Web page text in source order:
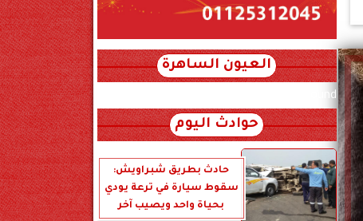
العيون الساهرة
xml_json/rss/~12.xml x0n not found
حوادث اليوم
حادث بطريق شبراويش:
سقوط سيارة في ترعة يودي
بحياة واحد ويصيب آخر